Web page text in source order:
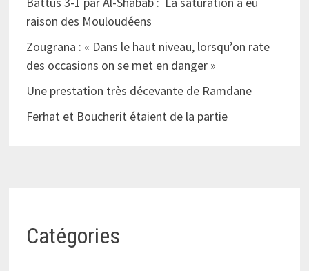
raison des Mouloudéens
Zougrana : « Dans le haut niveau, lorsqu’on rate
des occasions on se met en danger »
Une prestation très décevante de Ramdane
Ferhat et Boucherit étaient de la partie
Catégories